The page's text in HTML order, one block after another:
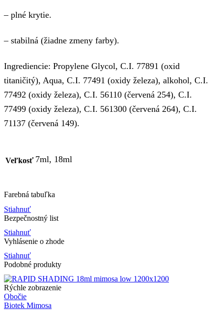
– plné krytie.
– stabilná (žiadne zmeny farby).
Ingrediencie: Propylene Glycol, C.I. 77891 (oxid
titaničitý), Aqua, C.I. 77491 (oxidy železa), alkohol, C.I.
77492 (oxidy železa), C.I. 56110 (červená 254), C.I.
77499 (oxidy železa), C.I. 561300 (červená 264), C.I.
71137 (červená 149).
Veľkosť 7ml, 18ml
Farebná tabuľka
Stiahnuť
Bezpečnostný list
Stiahnuť
Vyhlásenie o zhode
Stiahnuť
Podobné produkty
Rýchle zobrazenie
Obočie
Biotek Mimosa